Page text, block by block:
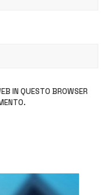
IN QUESTO BROWSER